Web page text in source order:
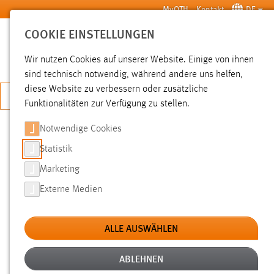
Zum Hauptinhalt springen MyOTH Kontakt DE
SUCHE
JETZT BEWERBEN
Forschung Forschungseinrichtungen
INSTITUTE
In-Institute
Amberg-Weiden. Sie sind innerhalb der Hochschule
organisiert und bündeln thematische Schwerpunkte der
angewandten Forschung.
COOKIE EINSTELLUNGEN
Wir nutzen Cookies auf unserer Website. Einige von ihnen
sind technisch notwendig, während andere uns helfen,
diese Website zu verbessern oder zusätzliche
Funktionalitäten zur Verfügung zu stellen.
Notwendige Cookies
Statistik
Marketing
Externe Medien
ALLE AUSWÄHLEN
ABLEHNEN